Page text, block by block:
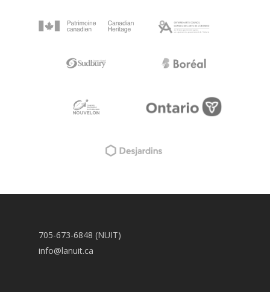
705-673-6848 (NUIT)
info@lanuit.ca